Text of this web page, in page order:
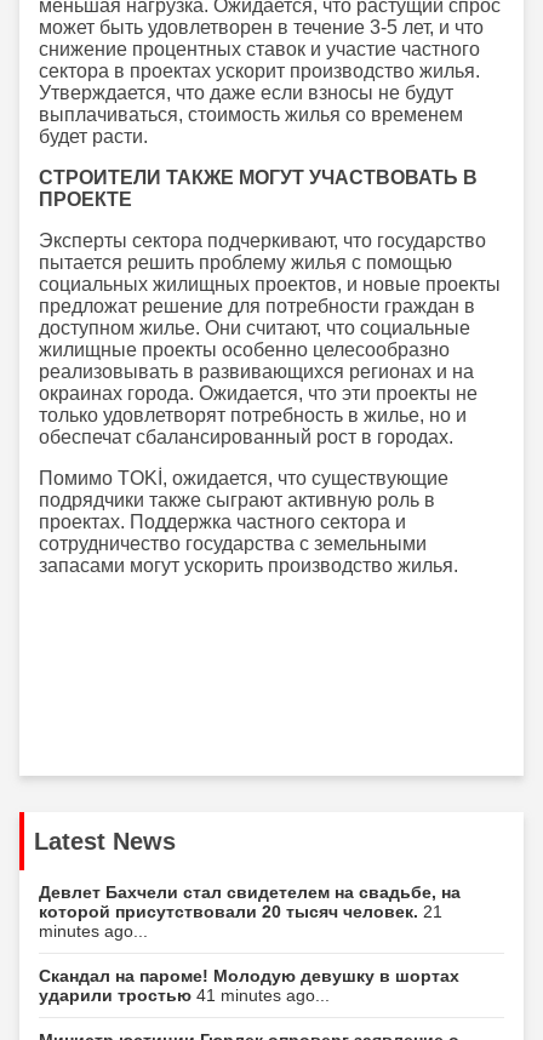
меньшая нагрузка. Ожидается, что растущий спрос
может быть удовлетворен в течение 3-5 лет, и что
снижение процентных ставок и участие частного
сектора в проектах ускорит производство жилья.
Утверждается, что даже если взносы не будут
выплачиваться, стоимость жилья со временем
будет расти.
СТРОИТЕЛИ ТАКЖЕ МОГУТ УЧАСТВОВАТЬ В
ПРОЕКТЕ
Эксперты сектора подчеркивают, что государство
пытается решить проблему жилья с помощью
социальных жилищных проектов, и новые проекты
предложат решение для потребности граждан в
доступном жилье. Они считают, что социальные
жилищные проекты особенно целесообразно
реализовывать в развивающихся регионах и на
окраинах города. Ожидается, что эти проекты не
только удовлетворят потребность в жилье, но и
обеспечат сбалансированный рост в городах.
Помимо TOKİ, ожидается, что существующие
подрядчики также сыграют активную роль в
проектах. Поддержка частного сектора и
сотрудничество государства с земельными
запасами могут ускорить производство жилья.
Latest News
Девлет Бахчели стал свидетелем на свадьбе, на
которой присутствовали 20 тысяч человек. 21
minutes ago...
Скандал на пароме! Молодую девушку в шортах
ударили тростью 41 minutes ago...